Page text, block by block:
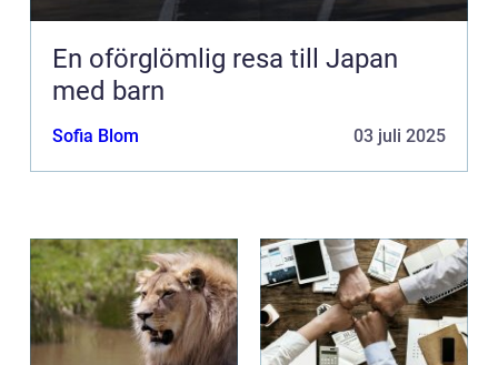
En oförglömlig resa till Japan
med barn
Sofia Blom 03 juli 2025